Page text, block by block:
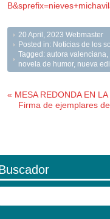
20 April, 2023 Webmaster
Posted in: Noticias de los
Tagged: autora valenciana
novela de humor, nueva
« MESA REDONDA EN
Firma de ejemplares